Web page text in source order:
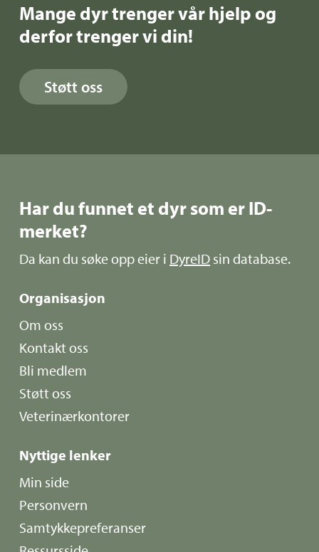
Mange dyr trenger vår hjelp og
derfor trenger vi din!
Støtt oss
Har du funnet et dyr som er ID-
merket?
Da kan du søke opp eier i DyreID sin database.
Organisasjon
Om oss
Kontakt oss
Bli medlem
Støtt oss
Veterinærkontorer
Nyttige lenker
Min side
Personvern
Samtykkepreferanser